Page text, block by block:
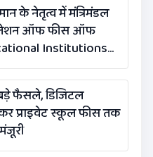
के नेतृत्व में मंत्रिमंडल
ऑफ फीस ऑफ
Institutions
2026’ पास
फैसले, डिजिटल
प्राइवेट स्कूल फीस तक